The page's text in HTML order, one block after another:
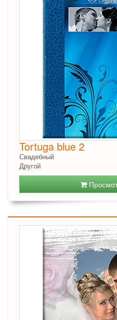
Tortuga blue 2
Свадебный
Другой